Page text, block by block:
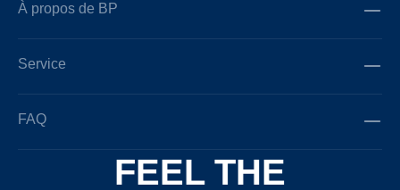
À propos de BP
Service
FAQ
FEEL THE